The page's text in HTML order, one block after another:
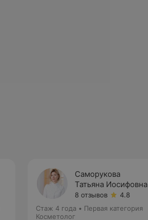
Саморукова
Татьяна Иосифовна
8 отзывов
4.8
Стаж 4 года • Первая категория
Косметолог